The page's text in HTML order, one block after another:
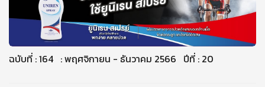
ฉบับที่ : 164 : พฤศจิกายน - ธันวาคม 2566 ปีที่ : 20